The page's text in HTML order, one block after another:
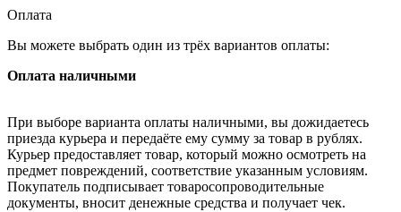
Оплата
Вы можете выбрать один из трёх вариантов оплаты:
Оплата наличными
При выборе варианта оплаты наличными, вы дожидаетесь
приезда курьера и передаёте ему сумму за товар в рублях.
Курьер предоставляет товар, который можно осмотреть на
предмет повреждений, соответствие указанным условиям.
Покупатель подписывает товаросопроводительные
документы, вносит денежные средства и получает чек.